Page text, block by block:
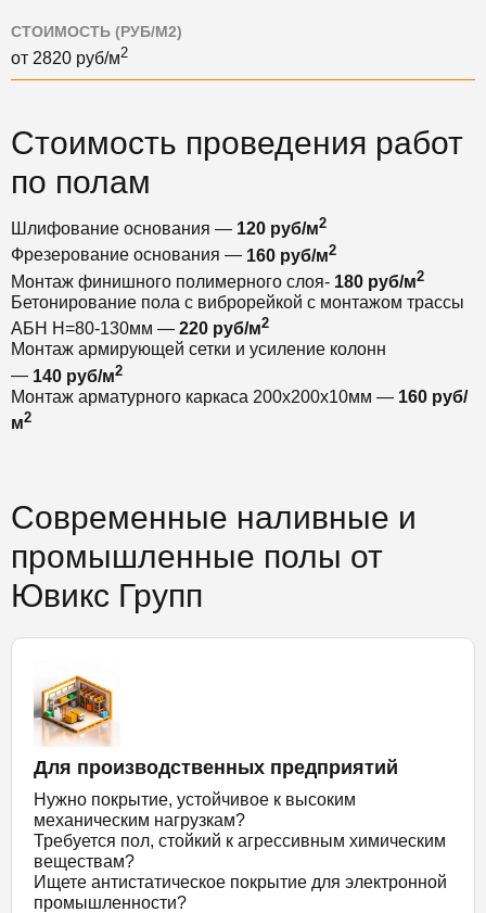
СТОИМОСТЬ (РУБ/М2)
от 2820 руб/м2
Стоимость проведения работ
по полам
Шлифование основания — 120 руб/м2
Фрезерование основания — 160 руб/м2
Монтаж финишного полимерного слоя- 180 руб/м2
Бетонирование пола с виброрейкой с монтажом трассы
АБН Н=80-130мм — 220 руб/м2
Монтаж армирующей сетки и усиление колонн
— 140 руб/м2
Монтаж арматурного каркаса 200х200х10мм — 160 руб/
м2
Современные наливные и
промышленные полы от
Ювикс Групп
Для производственных предприятий
Нужно покрытие, устойчивое к высоким
механическим нагрузкам?
Требуется пол, стойкий к агрессивным химическим
веществам?
Ищете антистатическое покрытие для электронной
промышленности?